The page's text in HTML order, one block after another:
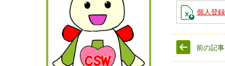
個人登
前の記事